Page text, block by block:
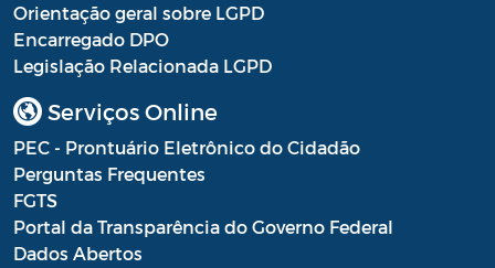
Orientação geral sobre LGPD
Encarregado DPO
Legislação Relacionada LGPD
Serviços Online
PEC - Prontuário Eletrônico do Cidadão
Perguntas Frequentes
FGTS
Portal da Transparência do Governo Federal
Dados Abertos